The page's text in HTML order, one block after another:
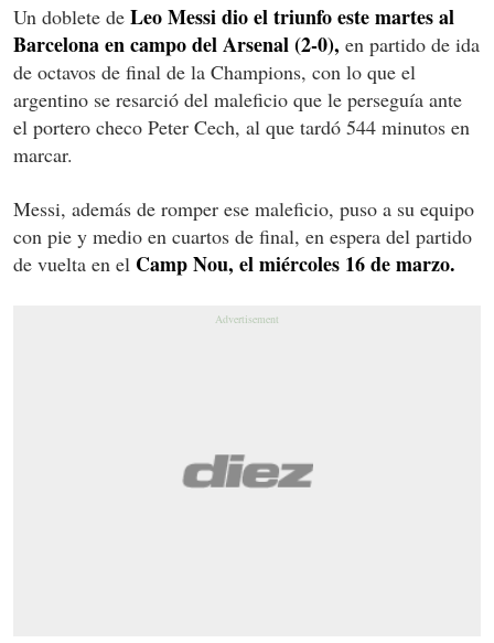
Un doblete de Leo Messi dio el triunfo este martes al
Barcelona en campo del Arsenal (2-0), en partido de ida
de octavos de final de la Champions, con lo que el
argentino se resarció del maleficio que le perseguía ante
el portero checo Peter Cech, al que tardó 544 minutos en
marcar.
Messi, además de romper ese maleficio, puso a su equipo
con pie y medio en cuartos de final, en espera del partido
de vuelta en el Camp Nou, el miércoles 16 de marzo.